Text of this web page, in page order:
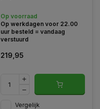
Geschikt voor Bovengrondse
montage.
Op voorraad
Op werkdagen voor 22.00
uur besteld = vandaag
verstuurd
219,95
Vergelijk